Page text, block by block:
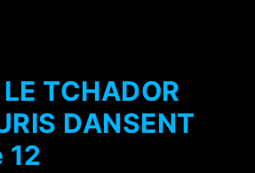
TCHADOR
DANSENT
12